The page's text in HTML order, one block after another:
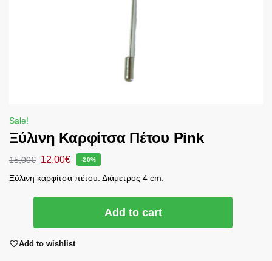
Sale!
Ξύλινη Καρφίτσα Πέτου Pink
15,00€ 12,00€ -20%
Ξύλινη καρφίτσα πέτου. Διάμετρος 4 cm.
Add to cart
Add to wishlist